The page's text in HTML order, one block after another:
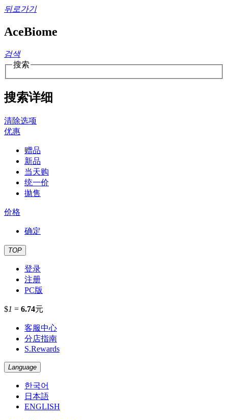
뒤로가기
AceBiome
검색
搜索
搜索详细
清除选项
优惠
赠品
新品
当天购
统一价
拋售
价格
确定
TOP
登录
注册
PC版
$1 = 6.74元
客服中心
分店指南
S.Rewards
Language
한국어
日本語
ENGLISH